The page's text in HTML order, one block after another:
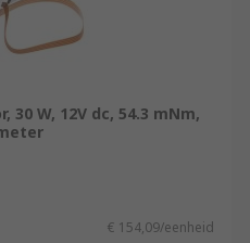
30 W, 12V dc, 54.3 mNm,
€ 154,09/eenheid